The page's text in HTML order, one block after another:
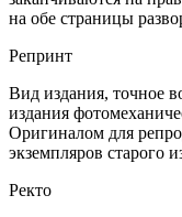
на обе страницы
Репринт
Вид издания, точное
издания
Оригиналом для
экземпляров старого
Ректо